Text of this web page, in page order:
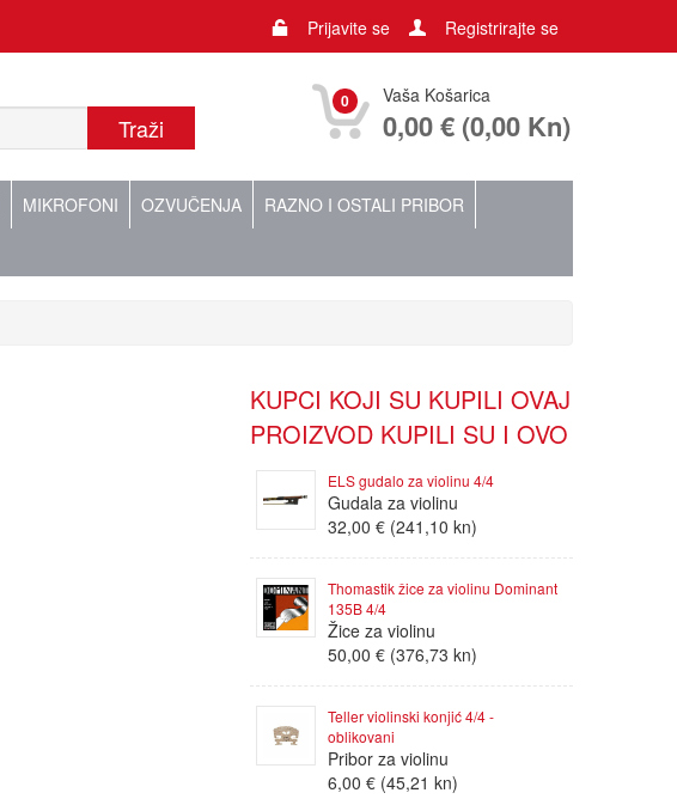
Prijavite se Registrirajte se
0 Vaša Košarica
0,00 € (0,00 Kn)
MIKROFONI OZVUČENJA
RAZNO I OSTALI PRIBOR
KUPCI KOJI SU KUPILI OVAJ
PROIZVOD KUPILI SU I OVO
ELS gudalo za violinu 4/4
Gudala za violinu
32,00 € (241,10 kn)
Thomastik žice za violinu Dominant
135B 4/4
Žice za violinu
50,00 € (376,73 kn)
Teller violinski konjić 4/4 -
oblikovani
Pribor za violinu
6,00 € (45,21 kn)